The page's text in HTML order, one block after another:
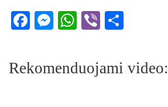
Facebook
Messenger
WhatsApp
Viber
Rekomenduojami video: